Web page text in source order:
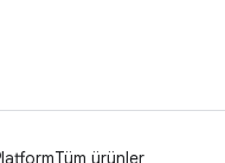
Tüm ürünler